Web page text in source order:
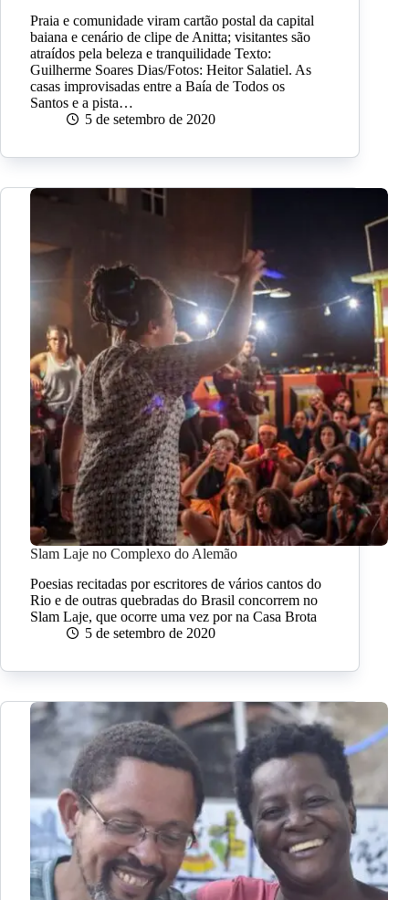
Praia e comunidade viram cartão postal da capital
baiana e cenário de clipe de Anitta; visitantes são
atraídos pela beleza e tranquilidade Texto:
Guilherme Soares Dias/Fotos: Heitor Salatiel. As
casas improvisadas entre a Baía de Todos os
Santos e a pista…
5 de setembro de 2020
Slam Laje no Complexo do Alemão
Poesias recitadas por escritores de vários cantos do
Rio e de outras quebradas do Brasil concorrem no
Slam Laje, que ocorre uma vez por na Casa Brota
5 de setembro de 2020